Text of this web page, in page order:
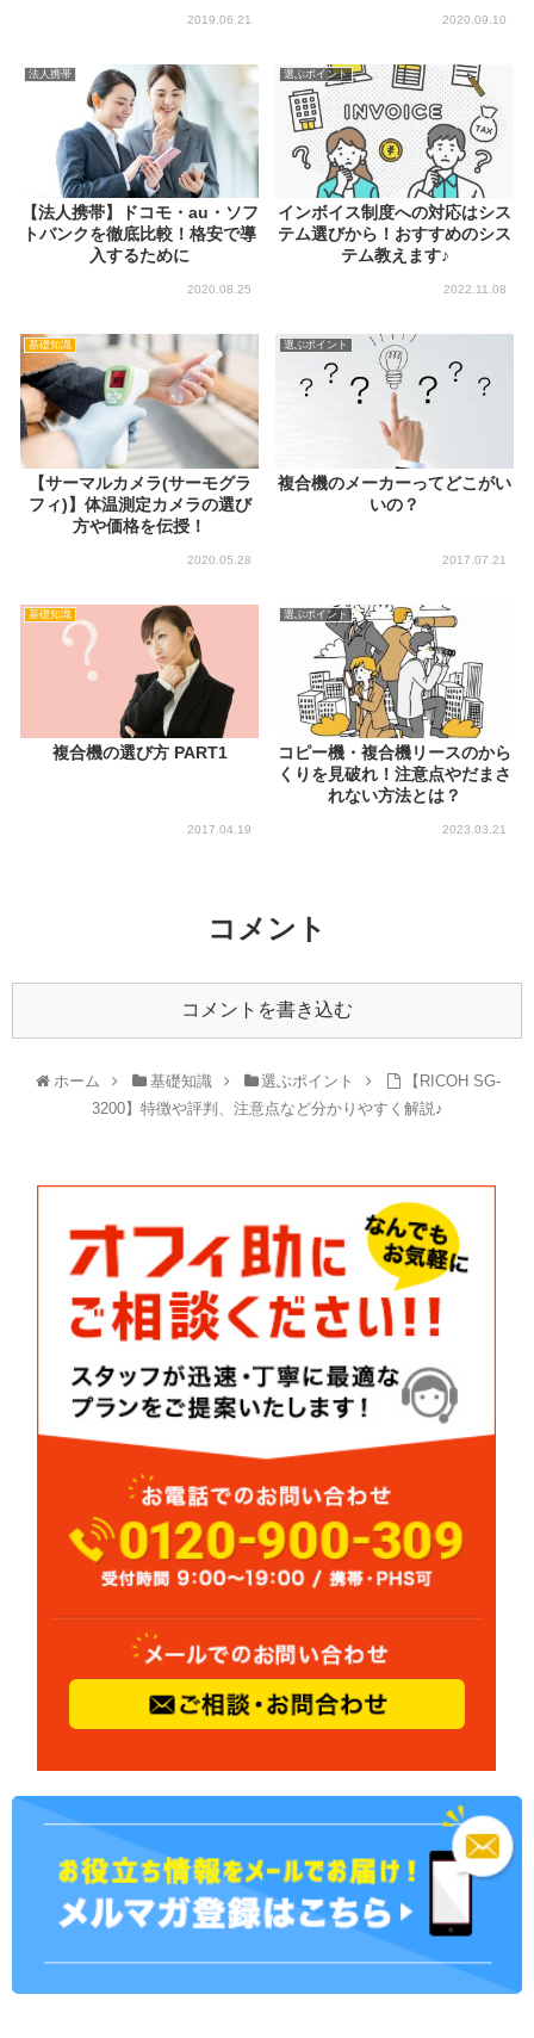
2019.06.21 2020.09.10
法人携帯
【法人携帯】ドコモ・au・ソフ
トバンクを徹底比較！格安で導
入するために
2020.08.25
選ぶポイント
インボイス制度への対応はシス
テム選びから！おすすめのシス
テム教えます♪
2022.11.08
基礎知識
【サーマルカメラ(サーモグラ
フィ)】体温測定カメラの選び
方や価格を伝授！
2020.05.28
選ぶポイント
複合機のメーカーってどこがい
いの？
2017.07.21
基礎知識
複合機の選び方 PART1
2017.04.19
選ぶポイント
コピー機・複合機リースのから
くりを見破れ！注意点やだまさ
れない方法とは？
2023.03.21
コメント
コメントを書き込む
ホーム 基礎知識 選ぶポイント
【RICOH SG-
3200】特徴や評判、注意点など分かりやすく解説♪